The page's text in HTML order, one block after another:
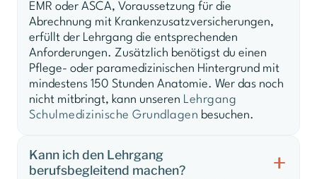
EMR oder ASCA, Voraussetzung für die
Abrechnung mit Krankenzusatzversicherungen,
erfüllt der Lehrgang die entsprechenden
Anforderungen. Zusätzlich benötigst du einen
Pflege- oder paramedizinischen Hintergrund mit
mindestens 150 Stunden Anatomie. Wer das noch
nicht mitbringt, kann unseren Lehrgang
Schulmedizinische Grundlagen besuchen.
Kann ich den Lehrgang
berufsbegleitend machen?